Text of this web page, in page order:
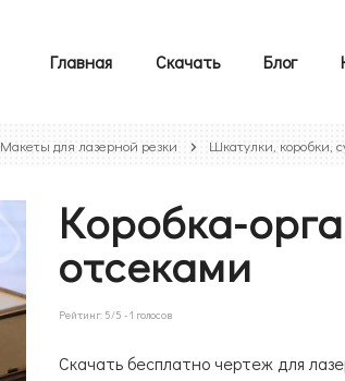
Главная Скачать Блог
Макеты для лазерной резки Шкатулки, коробки,
Коробка-
отсеками
Рейтинг: 5/5 -1 голосов
Скачать бесплатно чертеж для